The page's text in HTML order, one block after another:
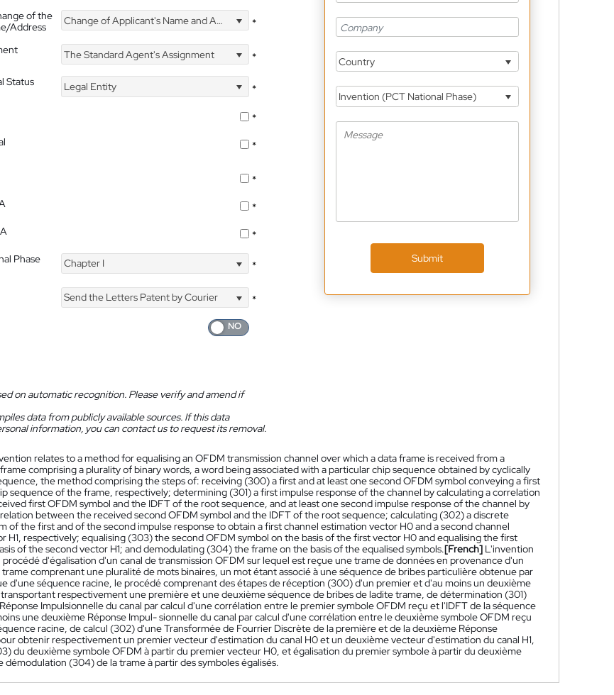
of the
Address
Change of Applicant's Name and Address *
The Standard Agent's Assignment
*
Status
Legal Entity
*
*
*
*
*
*
Phase
Chapter I *
Send the Letters Patent by Courier
*
on automatic recognition. Please verify and amend if
data from publicly available sources. If this data
information, you can contact us to request its removal.
Country
Invention (PCT National Phase)
Submit
relates to a method for equalising an OFDM transmission channel over which a data frame is received from a
comprising a plurality of binary words, a word being associated with a particular chip sequence obtained by cyclically
the method comprising the steps of: receiving (300) a first and at least one second OFDM symbol conveying a first
sequence of the frame, respectively; determining (301) a first impulse response of the channel by calculating a correlation
first OFDM symbol and the IDFT of the root sequence, and at least one second impulse response of the channel by
between the received second OFDM symbol and the IDFT of the root sequence; calculating (302) a discrete
of the first and of the second impulse response to obtain a first channel estimation vector H0 and a second channel
H1, respectively; equalising (303) the second OFDM symbol on the basis of the first vector H0 and equalising the first
of the second vector H1; and demodulating (304) the frame on the basis of the equalised symbols.[French] L'invention
procédé d'égalisation d'un canal de transmission OFDM sur lequel est reçue une trame de données en provenance d'un
comprenant une pluralité de mots binaires, un mot étant associé à une séquence de bribes particulière obtenue par
d'une séquence racine, le procédé comprenant des étapes de réception (300) d'un premier et d'au moins un deuxième
respectivement une première et une deuxième séquence de bribes de ladite trame, de détermination (301)
Impulsionnelle du canal par calcul d'une corrélation entre le premier symbole OFDM reçu et l'IDFT de la séquence
une deuxième Réponse Impul- sionnelle du canal par calcul d'une corrélation entre le deuxième symbole OFDM reçu
racine, de calcul (302) d'une Transformée de Fourrier Discrète de la première et de la deuxième Réponse
obtenir respectivement un premier vecteur d'estimation du canal H0 et un deuxième vecteur d'estimation du canal H1,
du deuxième symbole OFDM à partir du premier vecteur H0, et égalisation du premier symbole à partir du deuxième
démodulation (304) de la trame à partir des symboles égalisés.